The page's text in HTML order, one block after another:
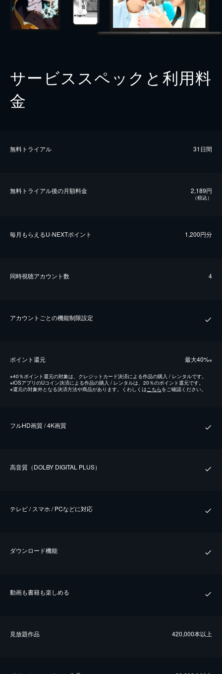
サービススペックと利用料
金
無料トライアル 31日間
無料トライアル後の⽉額料金 2,189円
（税込）
毎⽉もらえるU-NEXTポイント 1,200円分
同時視聴アカウント数 4
アカウントごとの機能制限設定
ポイント還元 最⼤40%※
※40％ポイント還元の対象は、クレジットカード決済による作品の購入 / レンタルです。
※iOSアプリのUコイン決済による作品の購入 / レンタルは、20％のポイント還元です。
※還元の対象外となる決済方法や商品があります。くわしくは こちらをご確認ください。
フルHD画質 / 4K画質
⾼⾳質（DOLBY DIGITAL PLUS）
テレビ / スマホ / PCなどに対応
ダウンロード機能
動画も書籍も楽しめる
⾒放題作品 420,000本以上